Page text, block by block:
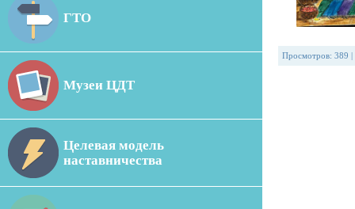
ГТО
Музеи ЦДТ
Целевая модель
наставничества
Просмотров: 389